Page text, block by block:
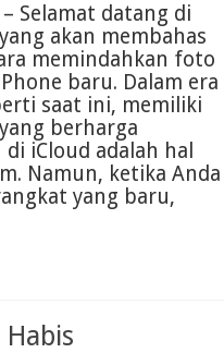
Selamat datang di
akan membahas
memindahkan foto
baru. Dalam era
saat ini, memiliki
berharga
iCloud adalah hal
Namun, ketika Anda
yang baru,